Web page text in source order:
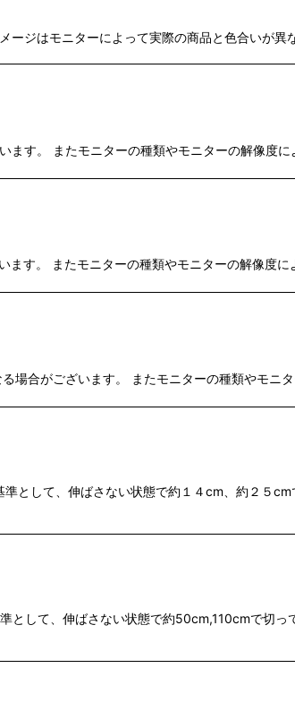
ジはモニターによって実際の商品と色合いが異
す。 またモニターの種類やモニターの解像度
す。 またモニターの種類やモニターの解像度
合がございます。 またモニターの種類やモニ
として、伸ばさない状態で約１４cm、約２５
として、伸ばさない状態で約50cm,110cmで切